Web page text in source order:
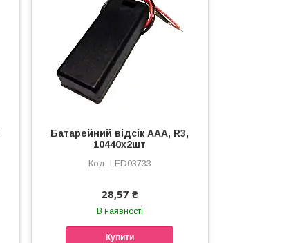
Батарейний відсік ААА, R3,
10440х2шт
LED03733
28,57 ₴
В наявності
Купити